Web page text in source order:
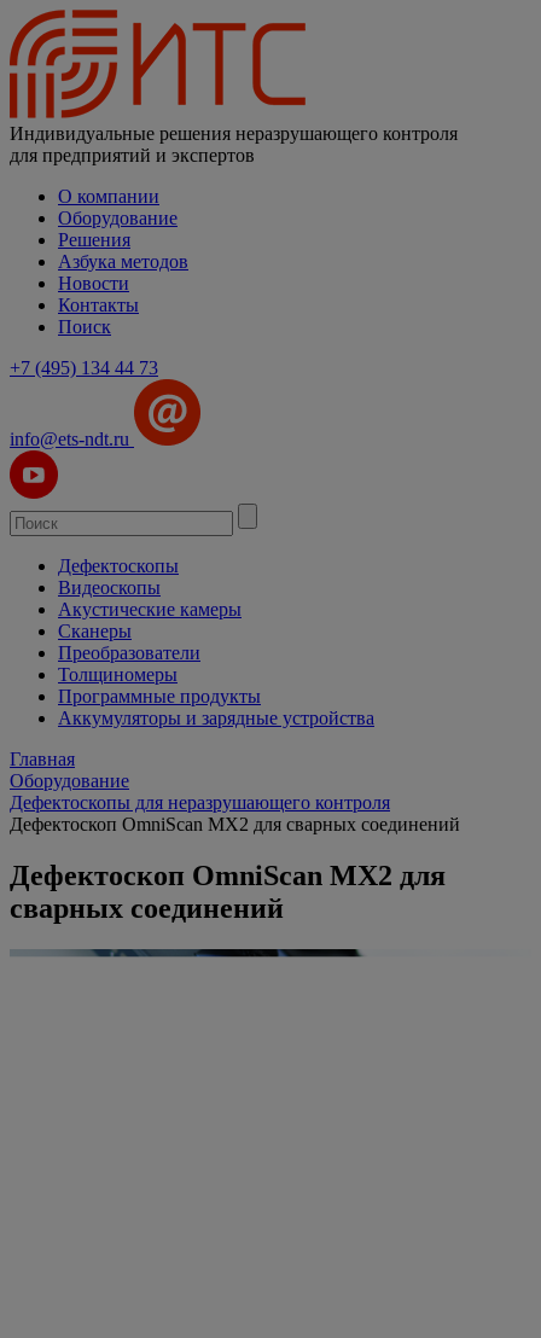
Индивидуальные решения неразрушающего контроля
для предприятий и экспертов
О компании
Оборудование
Решения
Азбука методов
Новости
Контакты
Поиск
+7 (495) 134 44 73
info@ets-ndt.ru
Дефектоскопы
Видеоскопы
Акустические камеры
Сканеры
Преобразователи
Толщиномеры
Программные продукты
Аккумуляторы и зарядные устройства
Главная
Оборудование
Дефектоскопы для неразрушающего контроля
Дефектоскоп OmniScan MX2 для сварных соединений
Дефектоскоп OmniScan MX2 для
сварных соединений